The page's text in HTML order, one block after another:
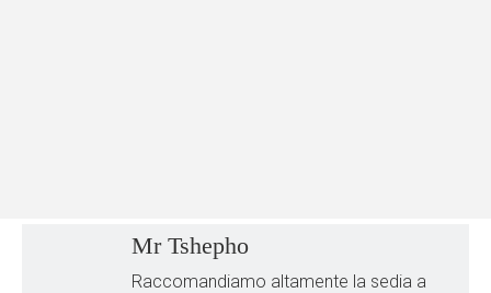
Mr Tshepho
Raccomandiamo altamente la sedia a